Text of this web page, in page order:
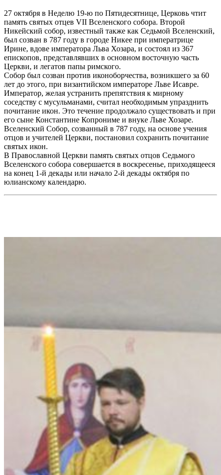
27 октября в Неделю 19-ю по Пятидесятнице, Церковь чтит
память святых отцев VII Вселенского собора. Второй
Никейский собор, известный также как Седьмой Вселенский,
был созван в 787 году в городе Никее при императрице
Ирине, вдове императора Льва Хозара, и состоял из 367
епископов, представлявших в основном восточную часть
Церкви, и легатов папы римского.
Собор был созван против иконоборчества, возникшего за 60
лет до этого, при византийском императоре Льве Исавре.
Император, желая устранить препятствия к мирному
соседству с мусульманами, считал необходимым упразднить
почитание икон. Это течение продолжало существовать и при
его сыне Константине Копрониме и внуке Льве Хозаре.
Вселенский Собор, созванный в 787 году, на основе учения
отцов и учителей Церкви, постановил сохранить почитание
святых икон.
В Православной Церкви память святых отцов Седьмого
Вселенского собора совершается в воскресенье, приходящееся
на конец 1-й декады или начало 2-й декады октября по
юлианскому календарю.